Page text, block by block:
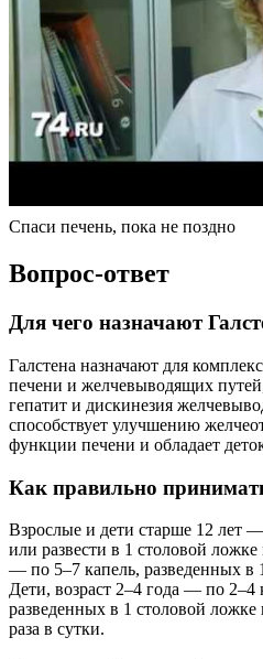
Спаси печень, пока не поздно
Вопрос-ответ
Для чего назначают
Галстена назначают для
печени и желчевыводящих
гепатит и дискинезия
способствует улучшению
функции печени и обладает
Как правильно
Взрослые и дети старше 12 лет
или развести в 1 столовой
— по 5–7 капель, разведенных в
Дети, возраст 2–4 года — по 2–4
разведенных в 1 столовой
раза в сутки.